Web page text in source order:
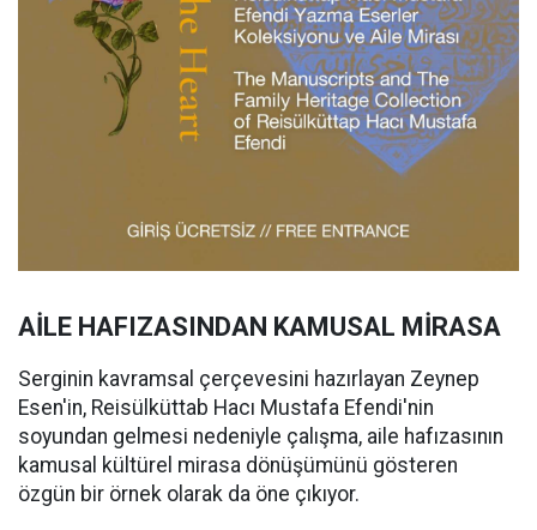
AİLE HAFIZASINDAN KAMUSAL MİRASA
Serginin kavramsal çerçevesini hazırlayan Zeynep
Esen'in, Reisülküttab Hacı Mustafa Efendi'nin
soyundan gelmesi nedeniyle çalışma, aile hafızasının
kamusal kültürel mirasa dönüşümünü gösteren
özgün bir örnek olarak da öne çıkıyor.